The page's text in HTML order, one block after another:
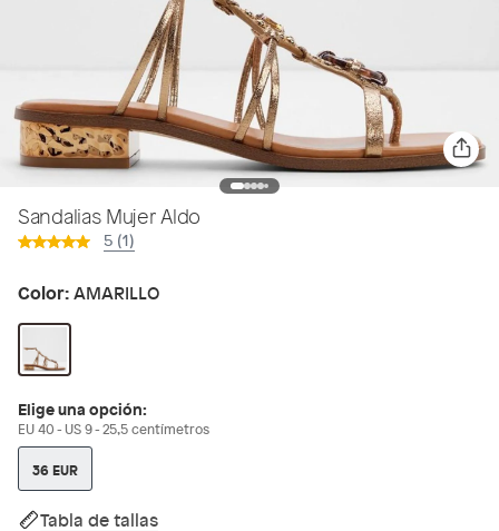
Sandalias Mujer Aldo
5 (1)
Color:AMARILLO
Elige una opción:
EU 40 - US 9 - 25,5 centímetros
36 EUR
Tabla de tallas